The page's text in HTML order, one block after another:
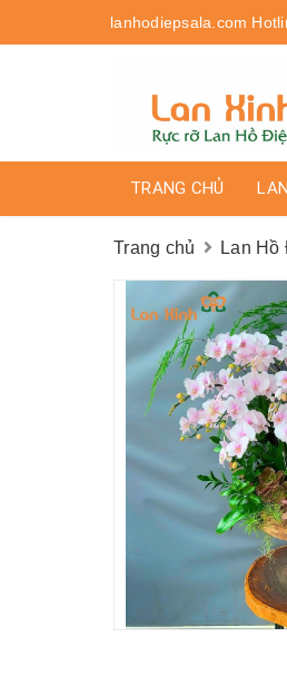
lanhodiepsala.com
TRANG CHỦ
Trang chủ Lan